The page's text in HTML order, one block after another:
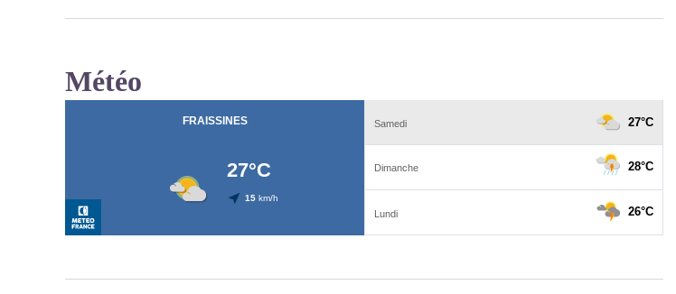
Météo